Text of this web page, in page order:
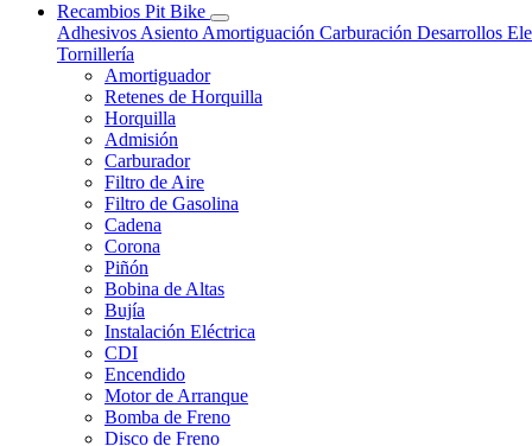
Recambios Pit Bike
Adhesivos Asiento Amortiguación Carburación Desarrollos
Tornillería
Amortiguador
Retenes de Horquilla
Horquilla
Admisión
Carburador
Filtro de Aire
Filtro de Gasolina
Cadena
Corona
Piñón
Bobina de Altas
Bujía
Instalación Eléctrica
CDI
Encendido
Motor de Arranque
Bomba de Freno
Disco de Freno